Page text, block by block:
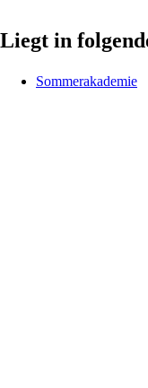
Liegt in
Sommerakademie